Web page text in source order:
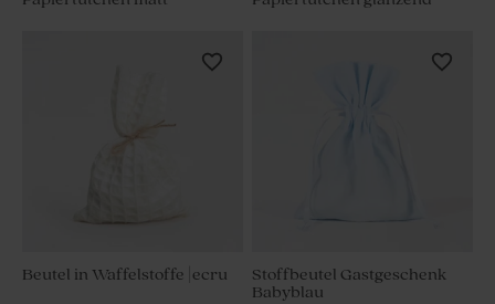
Beutel in Waffelstoffe |ecru
Stoffbeutel Gastgeschenk
Babyblau